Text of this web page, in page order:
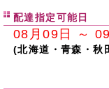
配達指定可能日
08月09日 ～
(北海道・青森・秋